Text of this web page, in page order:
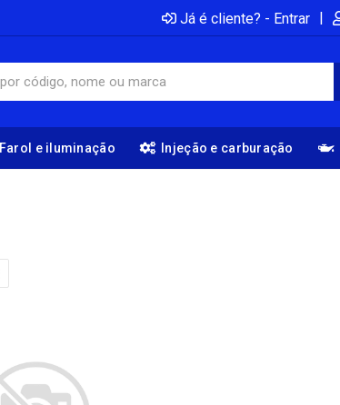
Já é cliente? - Entrar |
Farol e iluminação Injeção e carburação